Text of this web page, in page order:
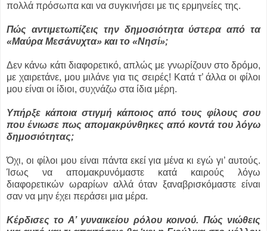
πολλά πρόσωπα και να συγκινήσει με τις ερμηνείες της.
Πώς αντιμετωπίζεις την δημοσιότητα ύστερα από τα
«Μαύρα Μεσάνυχτα» και το «Νησί»;
Δεν κάνω κάτι διαφορετικό, απλώς με γνωρίζουν στο δρόμο,
με χαιρετάνε, μου μιλάνε για τις σειρές! Κατά τ’ άλλα οι φίλοι
μου είναι οι ίδιοι, συχνάζω στα ίδια μέρη.
Υπήρξε κάποια στιγμή κάποιος από τους φίλους σου
που ένιωσε πως απομακρύνθηκες από κοντά του λόγω
δημοσιότητας;
Όχι, οι φίλοι μου είναι πάντα εκεί για μένα κι εγώ γι’ αυτούς.
Ίσως να απομακρυνόμαστε κατά καιρούς λόγω
διαφορετικών ωραρίων αλλά όταν ξαναβρισκόμαστε είναι
σαν να μην έχει περάσει μια μέρα.
Κέρδισες το Α’ γυναικείου ρόλου κοινού. Πώς νιώθεις